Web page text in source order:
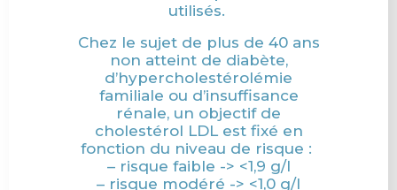
utilisés.
Chez le sujet de plus de 40 ans
non atteint de diabète,
d’hypercholestérolémie
familiale ou d’insuffisance
rénale, un objectif de
cholestérol LDL est fixé en
fonction du niveau de risque :
– risque faible -> <1,9 g/l
– risque modéré -> <1,0 g/l